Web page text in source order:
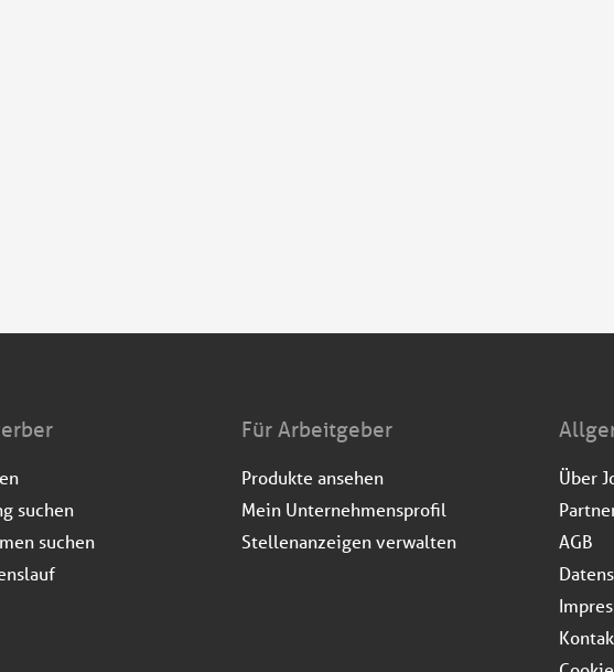
suchen
suchen
Für Arbeitgeber
Produkte ansehen
Mein Unternehmensprofil
Stellenanzeigen verwalten
Über
AGB